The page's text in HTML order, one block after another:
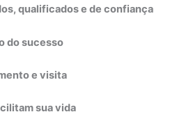
qualificados e de confiança
do sucesso
e visita
sua vida